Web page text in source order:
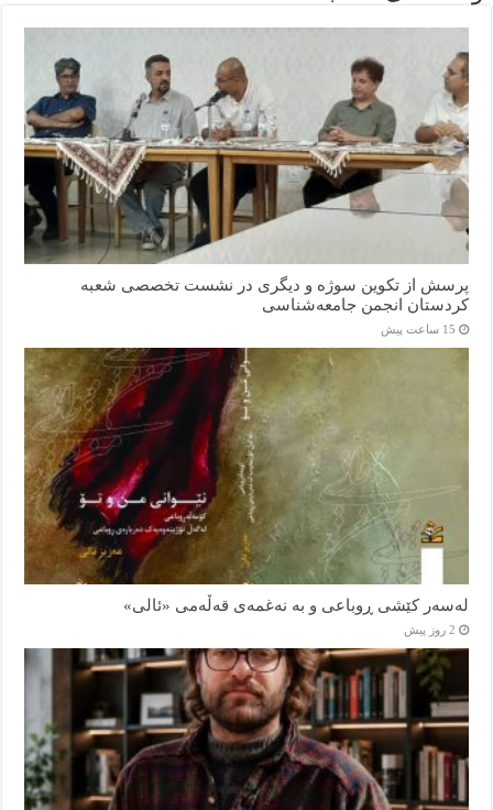
پرسش از تکوین سوژه و دیگری در نشست تخصصی شعبه
کردستان انجمن جامعه‌شناسی
15 ساعت پیش
لەسەر کێشی ڕوباعی و به نەغمەی قەڵەمی «ئالی»
2 روز پیش